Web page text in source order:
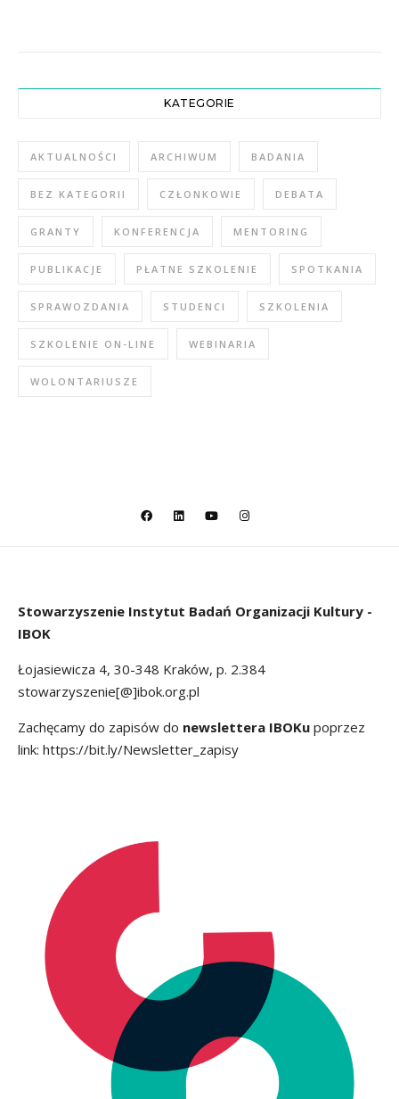
KATEGORIE
AKTUALNOŚCI ARCHIWUM BADANIA
BEZ KATEGORII CZŁONKOWIE DEBATA
GRANTY KONFERENCJA MENTORING
PUBLIKACJE PŁATNE SZKOLENIE SPOTKANIA
SPRAWOZDANIA STUDENCI SZKOLENIA
SZKOLENIE ON-LINE WEBINARIA
WOLONTARIUSZE
Stowarzyszenie Instytut Badań Organizacji Kultury -
IBOK
Łojasiewicza 4, 30-348 Kraków, p. 2.384
stowarzyszenie[@]ibok.org.pl
Zachęcamy do zapisów do newslettera IBOKu poprzez
link: https://bit.ly/Newsletter_zapisy